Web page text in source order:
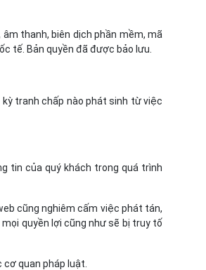
thanh, biên dịch phần mềm, mã
tế. Bản quyền đã được bảo lưu.
tranh chấp nào phát sinh từ việc
tin của quý khách trong quá trình
cũng nghiêm cấm việc phát tán,
quyền lợi cũng như sẽ bị truy tố
quan pháp luật.